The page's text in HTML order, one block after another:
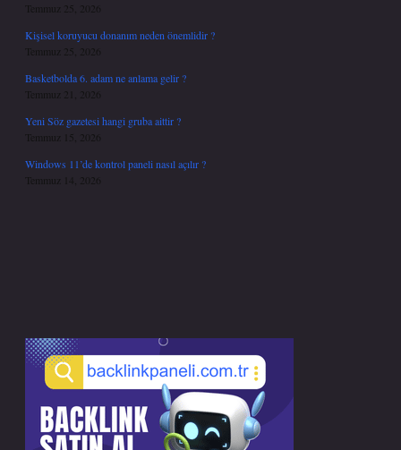
Temmuz 25, 2026
Kişisel koruyucu donanım neden önemlidir ?
Temmuz 25, 2026
Basketbolda 6. adam ne anlama gelir ?
Temmuz 21, 2026
Yeni Söz gazetesi hangi gruba aittir ?
Temmuz 15, 2026
Windows 11’de kontrol paneli nasıl açılır ?
Temmuz 14, 2026